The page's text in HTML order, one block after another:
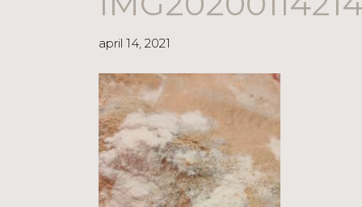
april 14, 2021